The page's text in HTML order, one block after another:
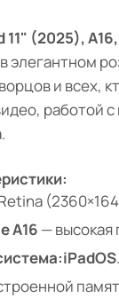
11" (2025),
в элегантном
и всех,
работой
A16 — высокая
iPadOS.